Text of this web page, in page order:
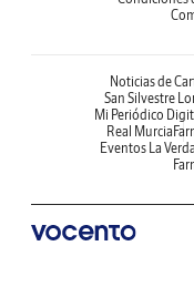
Noticias de
San Silvestre
Mi Periódico
Real Murcia
Eventos La